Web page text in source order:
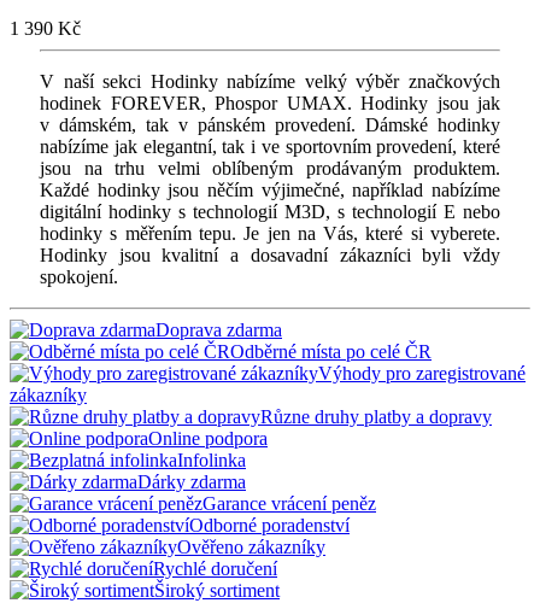
1 390 Kč
V naší sekci Hodinky nabízíme velký výběr značkových
hodinek FOREVER, Phospor UMAX. Hodinky jsou jak
v dámském, tak v pánském provedení. Dámské hodinky
nabízíme jak elegantní, tak i ve sportovním provedení, které
jsou na trhu velmi oblíbeným prodávaným produktem.
Každé hodinky jsou něčím výjimečné, například nabízíme
digitální hodinky s technologií M3D, s technologií E nebo
hodinky s měřením tepu. Je jen na Vás, které si vyberete.
Hodinky jsou kvalitní a dosavadní zákazníci byli vždy
spokojení.
Doprava zdarma
Odběrné místa po celé ČR
Výhody pro zaregistrované
zákazníky
Různe druhy platby a dopravy
Online podpora
Infolinka
Dárky zdarma
Garance vrácení peněz
Odborné poradenství
Ověřeno zákazníky
Rychlé doručení
Široký sortiment